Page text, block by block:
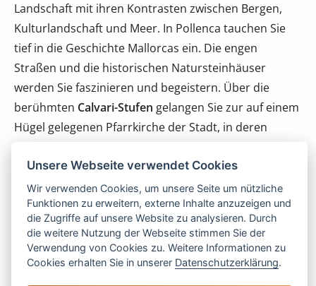
Landschaft mit ihren Kontrasten zwischen Bergen,
Kulturlandschaft und Meer. In Pollenca tauchen Sie
tief in die Geschichte Mallorcas ein. Die engen
Straßen und die historischen Natursteinhäuser
werden Sie faszinieren und begeistern. Über die
berühmten Calvari-Stufen gelangen Sie zur auf einem
Hügel gelegenen Pfarrkirche der Stadt, in deren
Wenn Sie sich einen geführten Rundgang durch
Pollenca wünschen, bieten sich dafür die
stadtgeschichtlichen Rundgänge an, die an jedem
Donnerstag um 10 Uhr am Gebäude der
Touristikinformation beginnen und in mehreren
Sprachen angeboten werden. Ein Muss für
Unsere Webseite verwendet Cookies
Wir verwenden Cookies, um unsere Seite um nützliche
Funktionen zu erweitern, externe Inhalte anzuzeigen und
die Zugriffe auf unsere Website zu analysieren. Durch
die weitere Nutzung der Webseite stimmen Sie der
Verwendung von Cookies zu. Weitere Informationen zu
Cookies erhalten Sie in unserer Datenschutzerklärung.